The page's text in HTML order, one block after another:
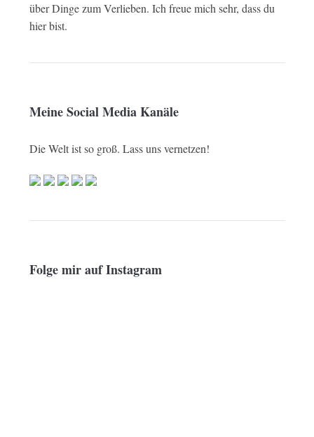
über Dinge zum Verlieben. Ich freue mich sehr, dass du
hier bist.
Meine Social Media Kanäle
Die Welt ist so groß. Lass uns vernetzen!
Folge mir auf Instagram